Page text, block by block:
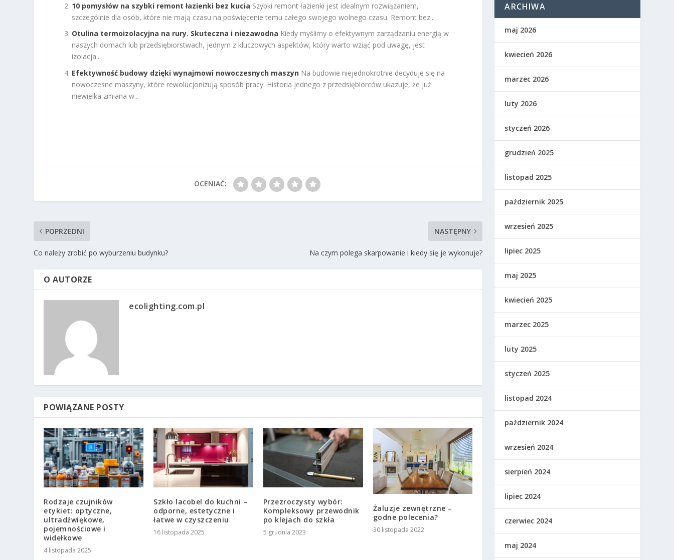
10 pomysłów na szybki remont łazienki bez kucia Szybki remont łazienki jest idealnym rozwiązaniem,
szczególnie dla osób, które nie mają czasu na poświęcenie temu całego swojego wolnego czasu. Remont bez...
Otulina termoizolacyjna na rury. Skuteczna i niezawodna Kiedy myślimy o efektywnym zarządzaniu energią w
naszych domach lub przedsiębiorstwach, jednym z kluczowych aspektów, który warto wziąć pod uwagę, jest
izolacja...
Efektywność budowy dzięki wynajmowi nowoczesnych maszyn Na budowie niejednokrotnie decyduje się na
nowoczesne maszyny, które rewolucjonizują sposób pracy. Historia jednego z przedsiębiorców ukazuje, że już
niewielka zmiana w...
OCENIAĆ:
POPRZEDNI
Co należy zrobić po wyburzeniu budynku?
NASTĘPNY
​Na czym polega skarpowanie i kiedy się je wykonuje?
O AUTORZE
ecolighting.com.pl
POWIĄZANE POSTY
Rodzaje czujników
etykiet: optyczne,
ultradźwiękowe,
pojemnościowe i
widełkowe
4 listopada 2025
Szkło lacobel do kuchni –
odporne, estetyczne i
łatwe w czyszczeniu
16 listopada 2025
Przezroczysty wybór:
Kompleksowy przewodnik
po klejach do szkła
5 grudnia 2023
Żaluzje zewnętrzne –
godne polecenia?
30 listopada 2022
ARCHIWA
maj 2026
kwiecień 2026
marzec 2026
luty 2026
styczeń 2026
grudzień 2025
listopad 2025
październik 2025
wrzesień 2025
lipiec 2025
maj 2025
kwiecień 2025
marzec 2025
luty 2025
styczeń 2025
listopad 2024
październik 2024
wrzesień 2024
sierpień 2024
lipiec 2024
czerwiec 2024
maj 2024